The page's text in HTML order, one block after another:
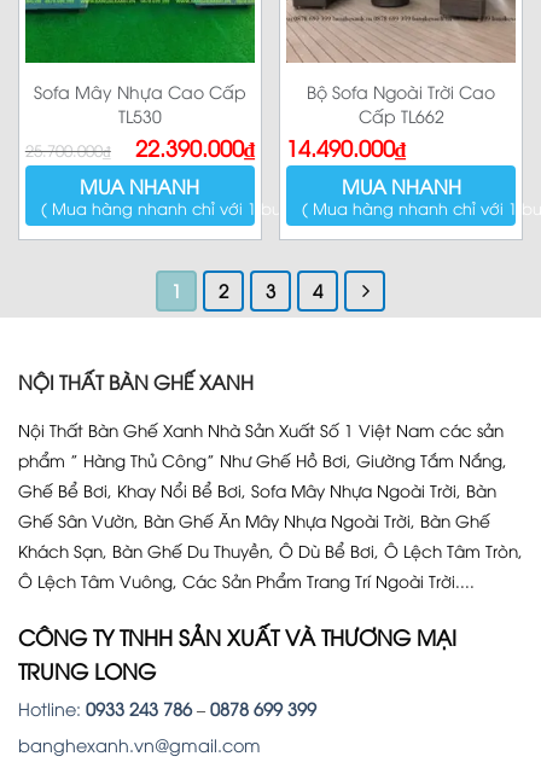
Sofa Mây Nhựa Cao Cấp
TL530
25.700.000₫
Giá
gốc
là:
25.700.000₫.
22.390.000₫
Giá
hiện
tại
22.390.000₫.
MUA NHANH
( Mua hàng nhanh chỉ với 1 bước )
Bộ Sofa Ngoài Trời Cao
Cấp TL662
14.490.000₫
MUA NHANH
( Mua hàng nhanh chỉ với 1
1 2 3 4
NỘI THẤT BÀN GHẾ XANH
Nội Thất Bàn Ghế Xanh Nhà Sản Xuất Số 1 Việt Nam các sản
phẩm ” Hàng Thủ Công” Như Ghế Hồ Bơi, Giường Tắm Nắng,
Ghế Bể Bơi, Khay Nổi Bể Bơi, Sofa Mây Nhựa Ngoài Trời, Bàn
Ghế Sân Vườn, Bàn Ghế Ăn Mây Nhựa Ngoài Trời, Bàn Ghế
Khách Sạn, Bàn Ghế Du Thuyền, Ô Dù Bể Bơi, Ô Lệch Tâm Tròn,
Ô Lệch Tâm Vuông, Các Sản Phẩm Trang Trí Ngoài Trời....
CÔNG TY TNHH SẢN XUẤT VÀ THƯƠNG MẠI
TRUNG LONG
Hotline: 0933 243 786– 0878 699 399
banghexanh.vn@gmail.com